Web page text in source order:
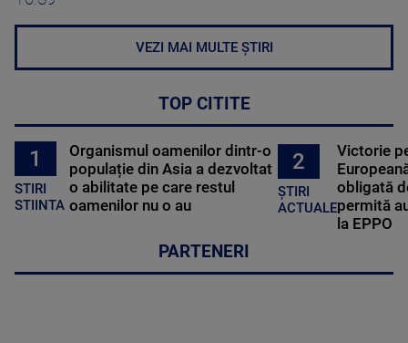
VEZI MAI MULTE ȘTIRI
TOP CITITE
1
STIRI
STIINTA
Organismul oamenilor dintr-o
populație din Asia a dezvoltat
o abilitate pe care restul
oamenilor nu o au
2
ȘTIRI
ACTUALE
Victorie
obligată
permită
la EPPO
PARTENERI